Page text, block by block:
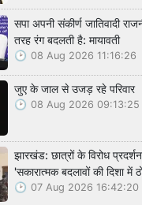
सपा अपनी संकीर्ण जातिवादी
तरह रंग बदलती है: मायावती
08 Aug 2026 11:16:26
जुए के जाल से उजड़ रहे परिवार
08 Aug 2026 09:13:25
झारखंड: छात्रों के विरोध
'सकारात्मक बदलावों की दिशा में
07 Aug 2026 16:42:20